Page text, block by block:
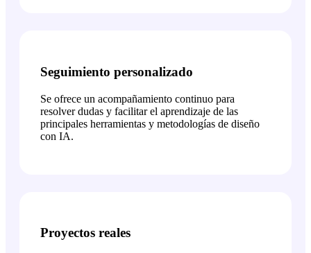
Seguimiento personalizado
Se ofrece un acompañamiento continuo para
resolver dudas y facilitar el aprendizaje de las
principales herramientas y metodologías de diseño
con IA.
Proyectos reales